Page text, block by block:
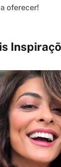
oferecer!